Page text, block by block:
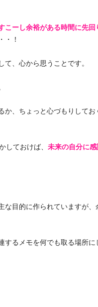
こーし余裕がある時間に先回
・！
、心から思うことです。
か、ちょっと心づもりしてお
しておけば、 未来の自分に感
な目的に作られていますが
するメモを何でも取る場所に